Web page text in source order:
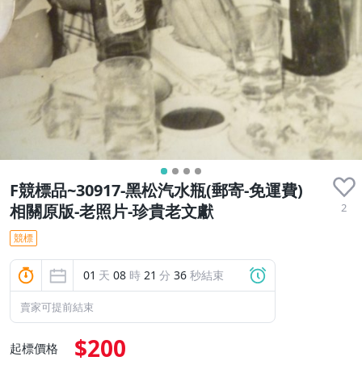
F競標品~30917-黑松汽水瓶(郵寄-免運費)
相關原版-老照片-珍貴老文獻
2
競標
01 天 08 時 21 分 34 秒結束
賣家可提前結束
起標價格 $200